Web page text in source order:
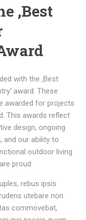
‚Best
with the ‚Best
award. These
awarded for projects
This awards reflect
design, ongoing
and our ability to
outdoor living
proud.
rebus ipsis
utebare non
commovebat,